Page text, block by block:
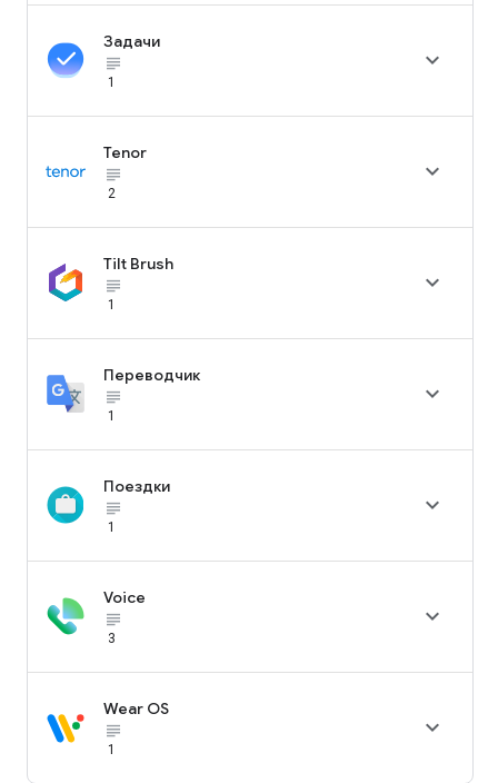
Задачи
subject_black
1

Tenor
subject_black
2

Tilt Brush
subject_black
1

Переводчик
subject_black
1

Поездки
subject_black
1

Voice
subject_black
3

Wear OS
subject_black
1
